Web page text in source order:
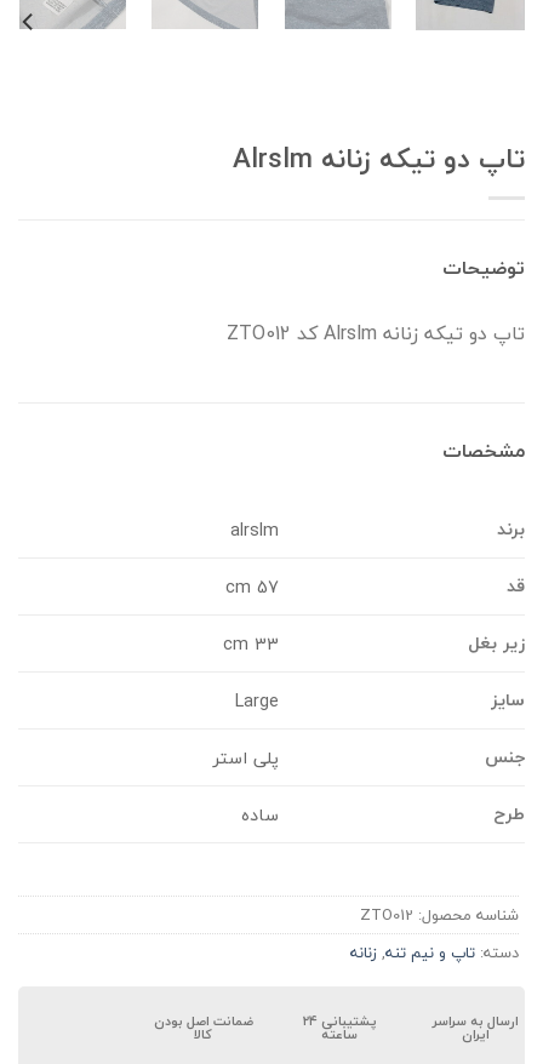
تاپ دو تیکه زنانه Alrslm
توضیحات
تاپ دو تیکه زنانه Alrslm کد ZTO012
مشخصات
برند
alrslm
57 cm
زیر بغل
33 cm
سایز
Large
جنس
پلی استر
طرح
ساده
شناسه محصول:ZTO012
دسته:تاپ و نیم تنه,زنانه
ارسال به سراسر
ایران
پشتیبانی ۲۴
ساعته
ضمانت اصل بودن